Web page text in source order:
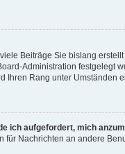
Beiträge Sie bislang
Administration
Rang unter Umständen
ich aufgefordert, mich
Nachrichten an andere